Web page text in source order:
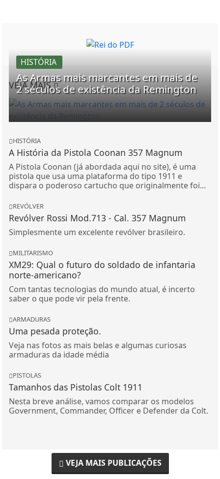
VEJA MAIS
HISTÓRIA
As Armas mais marcantes em mais de
2 séculos de existência da Remington
HISTÓRIA
A História da Pistola Coonan 357 Magnum
A Pistola Coonan (já abordada aqui no site), é uma
pistola que usa uma plataforma do tipo 1911 e
dispara o poderoso cartucho que originalmente foi...
REVÓLVER
Revólver Rossi Mod.713 - Cal. 357 Magnum
Simplesmente um excelente revólver brasileiro.
MILITARISMO
XM29: Qual o futuro do soldado de infantaria
norte-americano?
Com tantas tecnologias do mundo atual, é incerto
saber o que pode vir pela frente.
ARMADURAS
Uma pesada proteção.
Veja nas fotos as mais belas e algumas curiosas
armaduras da idade média
PISTOLAS
Tamanhos das Pistolas Colt 1911
Nesta breve análise, vamos comparar os modelos
Government, Commander, Officer e Defender da Colt.
VEJA MAIS PUBLICAÇÕES